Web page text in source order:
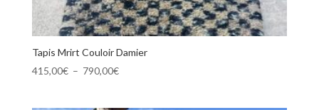
Tapis Mrirt Couloir Damier
415,00€ – 790,00€Plage